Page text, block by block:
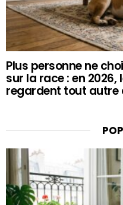
Plus personne ne
sur la race : en
regardent tout autre